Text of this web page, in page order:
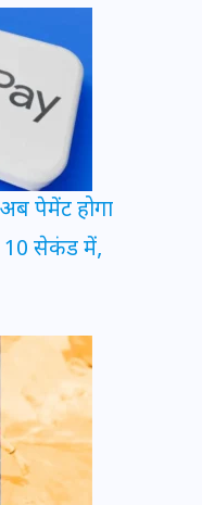
पेमेंट होगा
10 सेकंड में,